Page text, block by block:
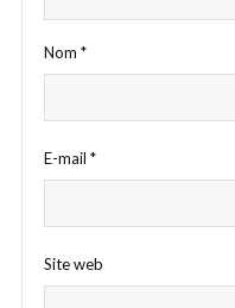
Nom *
E-mail *
Site web